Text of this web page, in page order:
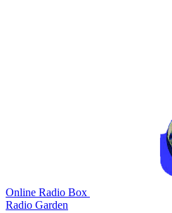
Online Radio Box
Radio Garden